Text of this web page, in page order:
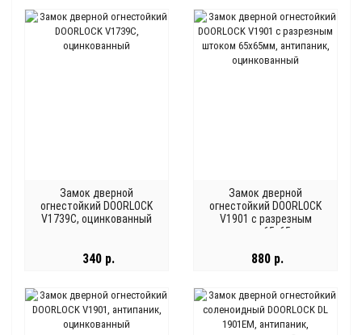
Замок дверной
огнестойкий DOORLOCK
V1739С, оцинкованный
340 р.
Замок дверной
огнестойкий DOORLOCK
V1901 с разрезным
штоком 65х65мм,
880 р.